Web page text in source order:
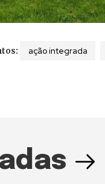
ação integrada